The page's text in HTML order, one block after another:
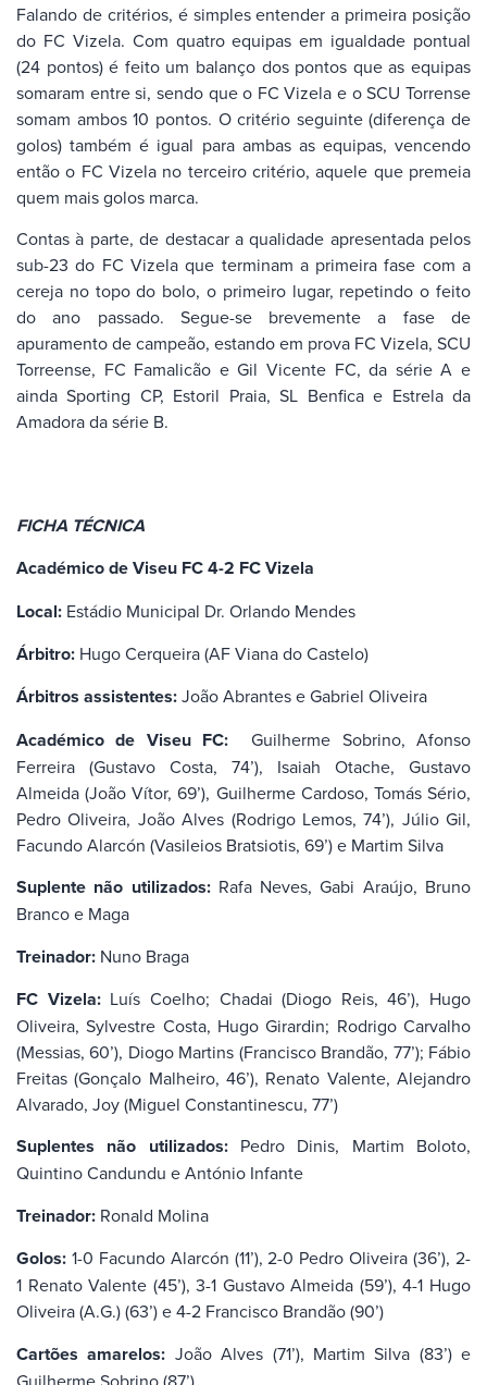
Falando de critérios, é simples entender a primeira posição
do FC Vizela. Com quatro equipas em igualdade pontual
(24 pontos) é feito um balanço dos pontos que as equipas
somaram entre si, sendo que o FC Vizela e o SCU Torrense
somam ambos 10 pontos. O critério seguinte (diferença de
golos) também é igual para ambas as equipas, vencendo
então o FC Vizela no terceiro critério, aquele que premeia
quem mais golos marca.
Contas à parte, de destacar a qualidade apresentada pelos
sub-23 do FC Vizela que terminam a primeira fase com a
cereja no topo do bolo, o primeiro lugar, repetindo o feito
do ano passado. Segue-se brevemente a fase de
apuramento de campeão, estando em prova FC Vizela, SCU
Torreense, FC Famalicão e Gil Vicente FC, da série A e
ainda Sporting CP, Estoril Praia, SL Benfica e Estrela da
Amadora da série B.
FICHA TÉCNICA
Académico de Viseu FC 4-2 FC Vizela
Local: Estádio Municipal Dr. Orlando Mendes
Árbitro: Hugo Cerqueira (AF Viana do Castelo)
Árbitros assistentes:João Abrantes e Gabriel Oliveira
Académico de Viseu FC:
Guilherme Sobrino, Afonso
Ferreira (Gustavo Costa, 74’), Isaiah Otache, Gustavo
Almeida (João Vítor, 69’), Guilherme Cardoso, Tomás Sério,
Pedro Oliveira, João Alves (Rodrigo Lemos, 74’), Júlio Gil,
Facundo Alarcón (Vasileios Bratsiotis, 69’) e Martim Silva
Suplente não utilizados: Rafa Neves, Gabi Araújo, Bruno
Branco e Maga
Treinador: Nuno Braga
FC Vizela: Luís Coelho; Chadai (Diogo Reis, 46’), Hugo
Oliveira, Sylvestre Costa, Hugo Girardin; Rodrigo Carvalho
(Messias, 60’), Diogo Martins (Francisco Brandão, 77’); Fábio
Freitas (Gonçalo Malheiro, 46’), Renato Valente, Alejandro
Alvarado, Joy (Miguel Constantinescu, 77’)
Suplentes não utilizados: Pedro Dinis, Martim Boloto,
Quintino Candundu e António Infante
Treinador: Ronald Molina
Golos: 1-0 Facundo Alarcón (11’), 2-0 Pedro Oliveira (36’), 2-
1 Renato Valente (45’), 3-1 Gustavo Almeida (59’), 4-1 Hugo
Oliveira (A.G.) (63’) e 4-2 Francisco Brandão (90’)
Cartões amarelos: João Alves (71’), Martim Silva (83’) e
Guilherme Sobrino (87’)